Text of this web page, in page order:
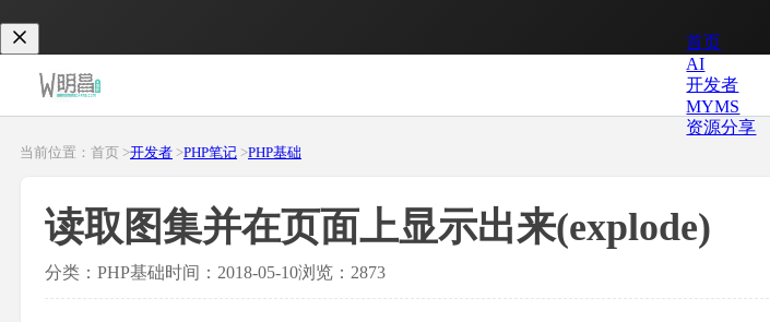
首页
AI
开发者
MYMS
资源分享
当前位置：首页 >开发者 >PHP笔记 >PHP基础
读取图集并在页面上显示出来(explode)
分类：PHP基础时间：2018-05-10浏览：2873